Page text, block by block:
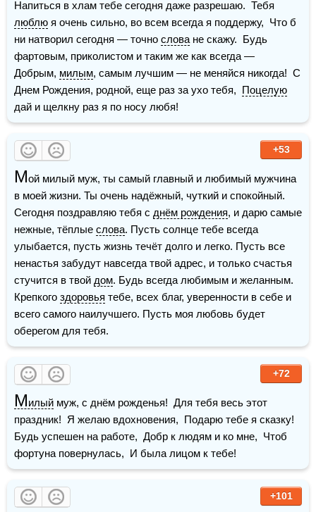
люблю я очень сильно, во всем всегда я поддержу,  Что б
ни натворил сегодня — точно слова не скажу.  Будь
фартовым, приколистом и таким же как всегда —
Добрым, милым, самым лучшим — не меняйся никогда!  С
Днем Рождения, родной, еще раз за ухо тебя, Поцелую
дай и щелкну раз я по носу любя!
+53
Мой милый муж, ты самый главный и любимый мужчина
в моей жизни. Ты очень надёжный, чуткий и спокойный.
Сегодня поздравляю тебя с днём рождения, и дарю самые
нежные, тёплые слова. Пусть солнце тебе всегда
улыбается, пусть жизнь течёт долго и легко. Пусть все
ненастья забудут навсегда твой адрес, и только счастья
стучится в твой дом. Будь всегда любимым и желанным.
Крепкого здоровья тебе, всех благ, уверенности в себе и
всего самого наилучшего. Пусть моя любовь будет
оберегом для тебя.
+72
Милый муж, с днём рожденья!  Для тебя весь этот
праздник!  Я желаю вдохновения,  Подарю тебе я сказку!
Будь успешен на работе,  Добр к людям и ко мне,  Чтоб
фортуна повернулась,  И была лицом к тебе!
+101